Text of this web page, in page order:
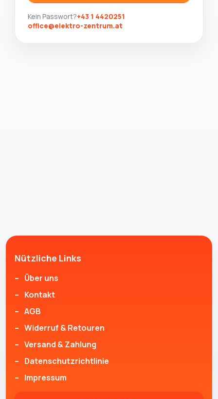
Kein Passwort?+43 1 4420251
office@elektro-zentrum.at
Nützliche Links
Über uns
Kontakt
AGB
Widerruf & Retouren
Versand & Zahlung
Datenschutzrichtlinie
Impressum